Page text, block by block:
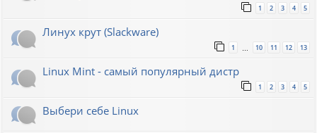
1 2 3 4 5
Линух крут (Slackware)
1 … 10 11 12 13
Linux Mint - самый популярный дистр
1 2 3 4 5
Выбери себе Linux